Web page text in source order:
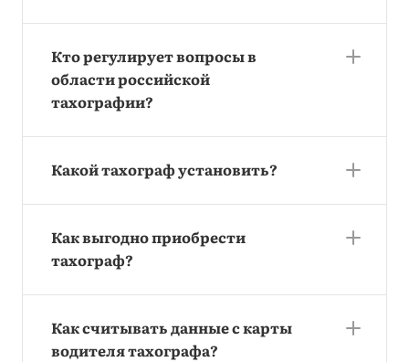
Кто регулирует вопросы в
области российской
тахографии?
Какой тахограф установить?
Как выгодно приобрести
тахограф?
Как считывать данные с карты
водителя тахографа?